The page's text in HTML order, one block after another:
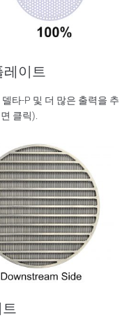
이트
타-P 및 더 많은 출력을 추
클릭).